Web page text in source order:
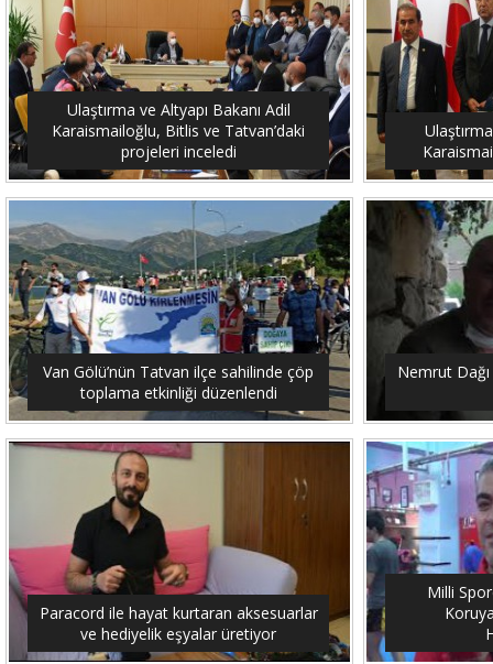
Ulaştırma ve Altyapı Bakanı Adil
Karaismailoğlu, Bitlis ve Tatvan’daki
projeleri inceledi
Van Gölü’nün Tatvan ilçe sahilinde çöp
toplama etkinliği düzenlendi
Nemrut
Paracord ile hayat kurtaran aksesuarlar
ve hediyelik eşyalar üretiyor
Milli